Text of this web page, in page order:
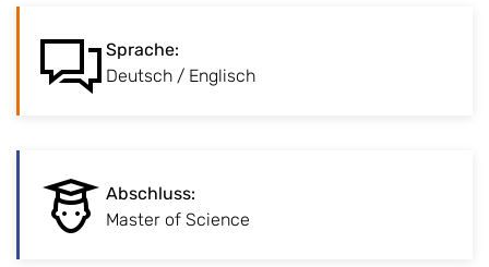
Sprache:
Deutsch / Englisch
Studiengang wird auf Deutsch
Abschluss:
Master of Science
Fortgeschrittener Abschluss zur
fachlichen Spezialisierung.